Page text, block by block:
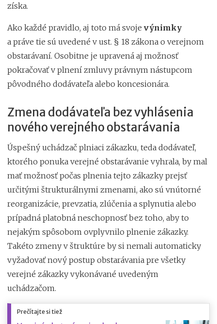
získa.
Ako každé pravidlo, aj toto má svoje výnimky
a práve tie sú uvedené v ust. § 18 zákona o verejnom
obstarávaní. Osobitne je upravená aj možnosť
pokračovať v plnení zmluvy právnym nástupcom
pôvodného dodávateľa alebo koncesionára.
Zmena dodávateľa bez vyhlásenia
nového verejného obstarávania
Úspešný uchádzač plniaci zákazku, teda dodávateľ,
ktorého ponuka verejné obstarávanie vyhrala, by mal
mať možnosť počas plnenia tejto zákazky prejsť
určitými štrukturálnymi zmenami, ako sú vnútorné
reorganizácie, prevzatia, zlúčenia a splynutia alebo
prípadná platobná neschopnosť bez toho, aby to
nejakým spôsobom ovplyvnilo plnenie zákazky.
Takéto zmeny v štruktúre by si nemali automaticky
vyžadovať nový postup obstarávania pre všetky
verejné zákazky vykonávané uvedeným
uchádzačom.
Prečítajte si tiež